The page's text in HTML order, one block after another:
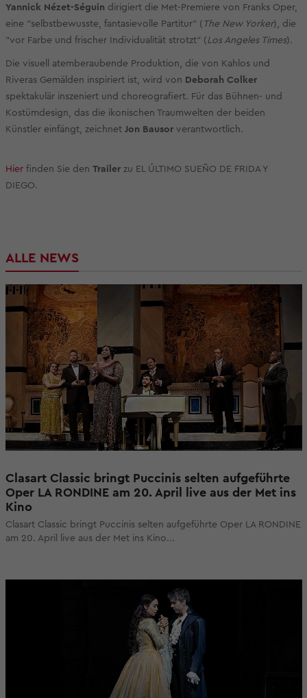
Yannick Nézet-Séguin dirigiert die Met-Premiere von Franks Oper,
eine "selbstbewusste, fantasievolle Partitur" ( The New Yorker), die
"vor Farbe und frischer Individualität strotzt" ( Los Angeles Times).
Die visuell atemberaubende Produktion, die von Kahlos und
Riveras Gemälden inspiriert ist, wird von Deborah Colker
spektakulär inszeniert und choreografiert. Für das Bühnen- und
Kostümdesign, das die ikonischen Traumwelten der beiden
Künstler einfängt, zeichnet Jon Bausorverantwortlich.
Hierfinden Sie den Trailer zu EL ÚLTIMO SUEÑO DE FRIDA Y
DIEGO.
ALLE NEWS
Clasart Classic bringt Puccinis selten aufgeführte
Oper LA RONDINE am 20. April live aus der Met ins
Kino
Clasart Classic bringt Puccinis selten aufgeführte Oper LA RONDINE
am 20. April live aus der Met ins Kino...